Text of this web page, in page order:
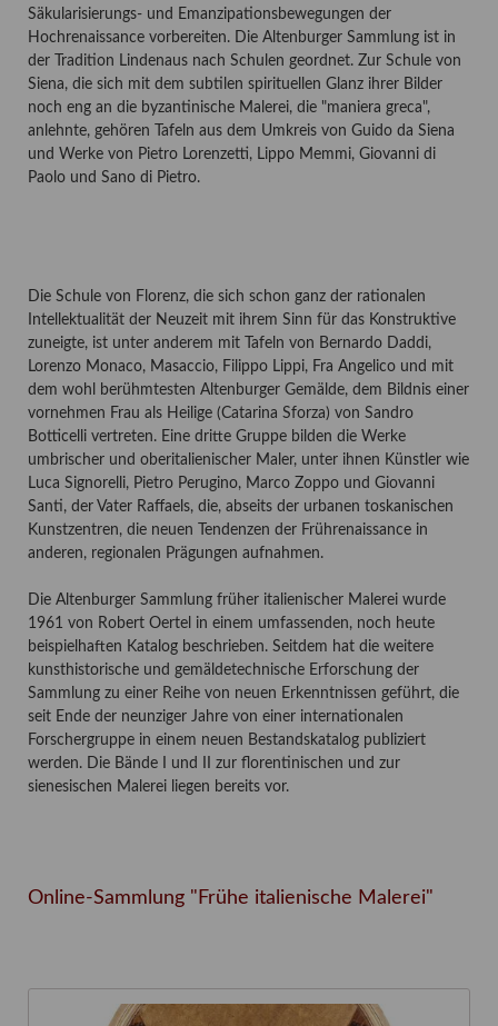
Säkularisierungs- und Emanzipationsbewegungen der
Hochrenaissance vorbereiten. Die Altenburger Sammlung ist in
der Tradition Lindenaus nach Schulen geordnet. Zur Schule von
Siena, die sich mit dem subtilen spirituellen Glanz ihrer Bilder
noch eng an die byzantinische Malerei, die "maniera greca",
anlehnte, gehören Tafeln aus dem Umkreis von Guido da Siena
und Werke von Pietro Lorenzetti, Lippo Memmi, Giovanni di
Paolo und Sano di Pietro.
Die Schule von Florenz, die sich schon ganz der rationalen
Intellektualität der Neuzeit mit ihrem Sinn für das Konstruktive
zuneigte, ist unter anderem mit Tafeln von Bernardo Daddi,
Lorenzo Monaco, Masaccio, Filippo Lippi, Fra Angelico und mit
dem wohl berühmtesten Altenburger Gemälde, dem Bildnis einer
vornehmen Frau als Heilige (Catarina Sforza) von Sandro
Botticelli vertreten. Eine dritte Gruppe bilden die Werke
umbrischer und oberitalienischer Maler, unter ihnen Künstler wie
Luca Signorelli, Pietro Perugino, Marco Zoppo und Giovanni
Santi, der Vater Raffaels, die, abseits der urbanen toskanischen
Kunstzentren, die neuen Tendenzen der Frührenaissance in
anderen, regionalen Prägungen aufnahmen.
Die Altenburger Sammlung früher italienischer Malerei wurde
1961 von Robert Oertel in einem umfassenden, noch heute
beispielhaften Katalog beschrieben. Seitdem hat die weitere
kunsthistorische und gemäldetechnische Erforschung der
Sammlung zu einer Reihe von neuen Erkenntnissen geführt, die
seit Ende der neunziger Jahre von einer internationalen
Forschergruppe in einem neuen Bestandskatalog publiziert
werden. Die Bände I und II zur florentinischen und zur
sienesischen Malerei liegen bereits vor.
Online-Sammlung "Frühe italienische Malerei"